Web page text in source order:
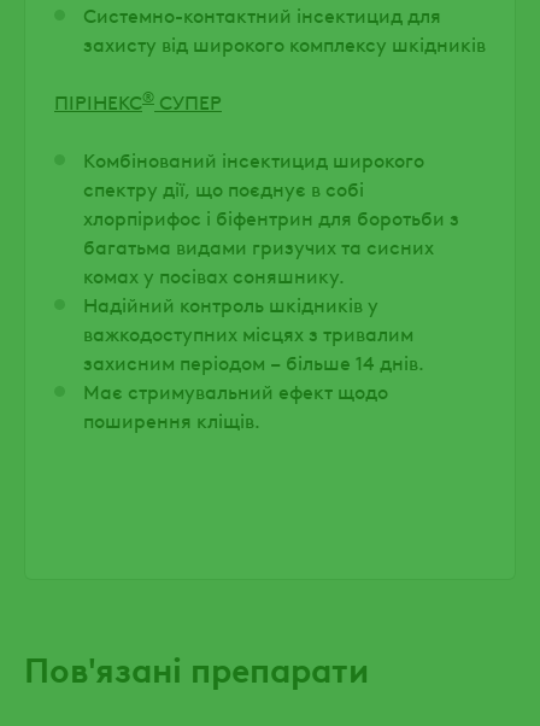
Системно-контактний інсектицид для
захисту від широкого комплексу шкідників
ПІРІНЕКС® СУПЕР
Комбінований інсектицид широкого
спектру дії, що поєднує в собі
хлорпірифос і біфентрин для боротьби з
багатьма видами гризучих та сисних
комах у посівах соняшнику.
Надійний контроль шкідників у
важкодоступних місцях з тривалим
захисним періодом – більше 14 днів.
Має стримувальний ефект щодо
поширення кліщів.
Пов'язані препарати